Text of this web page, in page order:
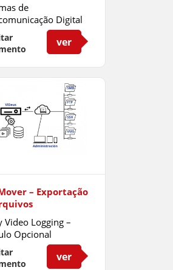
de
Digital
Alta Performance
ver
– Exportação
Video Logging –
Opcional
ver